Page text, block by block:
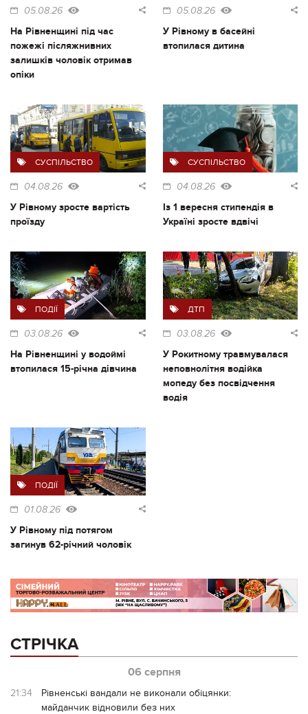
05.08.26
На Рівненщині під час
пожежі післяжнивних
залишків чоловік отримав
опіки
05.08.26
У Рівному в басейні
втопилася дитина
СУСПІЛЬСТВО
04.08.26
У Рівному зросте вартість
проїзду
СУСПІЛЬСТВО
04.08.26
Із 1 вересня стипендія в
Україні зросте вдвічі
ПОДІЇ
03.08.26
На Рівненщині у водоймі
втопилася 15-річна дівчина
ДТП
03.08.26
У Рокитному травмувалася
неповнолітня водійка
мопеду без посвідчення
водія
ПОДІЇ
01.08.26
У Рівному під потягом
загинув 62-річний чоловік
СТРІЧКА
06 серпня
21:34
Рівненські вандали не виконали обіцянки:
майданчик відновили без них